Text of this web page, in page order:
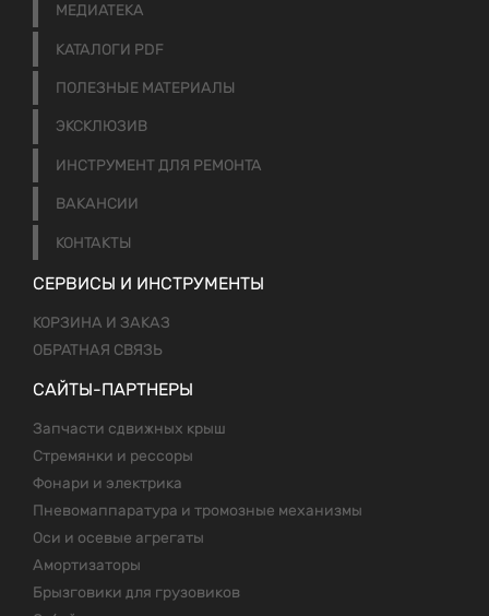
МЕДИАТЕКА
КАТАЛОГИ PDF
ПОЛЕЗНЫЕ МАТЕРИАЛЫ
ЭКСКЛЮЗИВ
ИНСТРУМЕНТ ДЛЯ РЕМОНТА
ВАКАНСИИ
КОНТАКТЫ
СЕРВИСЫ И ИНСТРУМЕНТЫ
КОРЗИНА И ЗАКАЗ
ОБРАТНАЯ СВЯЗЬ
САЙТЫ-ПАРТНЕРЫ
Запчасти сдвижных крыш
Стремянки и рессоры
Фонари и электрика
Пневомаппаратура и тромозные механизмы
Оси и осевые агрегаты
Амортизаторы
Брызговики для грузовиков